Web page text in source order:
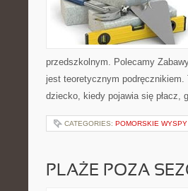
przedszkolnym. Polecamy
jest teoretycznym
dziecko, kiedy pojawia się płacz,
CATEGORIES: POMORSKIE
PLAŻE POZA